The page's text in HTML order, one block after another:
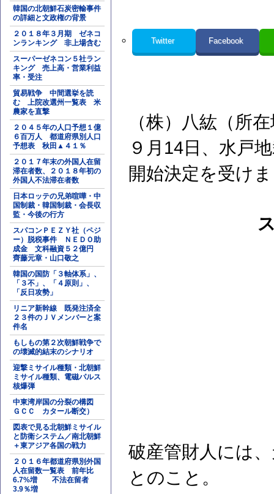
韓国の北朝鮮石炭密輸事件
の詳細と文政権の背景
２０１８年３月期 ゼネコ
ンランキング 非上場含む
スーパーゼネコン５社ラン
キング 売上高・営業利益
率・受注
貿易戦争 中間選挙を読
む 上院改選州一覧表 米
農家を直撃
２０４５年の人口予想１億
６百万人 都道府県別人口
予想表 秋田▲４１％
２０１７年末の外国人在留
滞在者数、２０１８年初の
外国人不法滞在者数
日本ロッテの兄弟喧嘩・中
国制裁・韓国制裁・会長収
監・今後の行方
スパコンＰＥＺＹ社（ペジ
ー）脱税事件 ＮＥＤＯ助
成金 文科融資５２億円
齊藤元章・山口敬之
韓国の国防「３軸体系」、
「３不」、「４原則」、
「反日攻勢」
リニア新幹線 既発注済全
２３件のＪＶメンバーと案
件名
もしもの第２次朝鮮戦争で
の壊滅的結末のシナリオ
迎撃ミサイル種類・北朝鮮
ミサイル種類、電磁パルス
核爆弾
中東湾岸国の分裂の構図
ＧＣＣ カタール断交）
図表で見る北朝鮮ミサイル
と防衛システム／南北朝鮮
＋東アジア各国の戦力
２０１６年都道府県別外国
人在留数一覧表 前年比
6.7%増 不法在留者
3.9％増
Twitter Facebook
（株）八紘（所
９月14日、水戸
開始決定を受け
破産管財人には
とのこと。